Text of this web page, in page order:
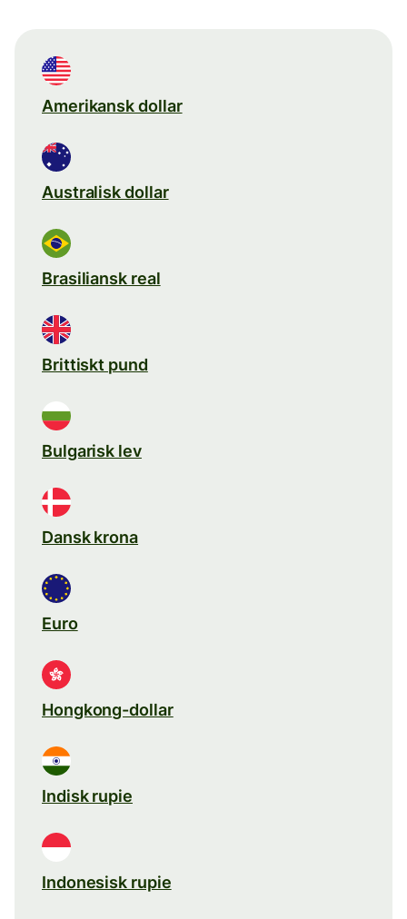
Amerikansk dollar
Australisk dollar
Brasiliansk real
Brittiskt pund
Bulgarisk lev
Dansk krona
Euro
Hongkong-dollar
Indisk rupie
Indonesisk rupie